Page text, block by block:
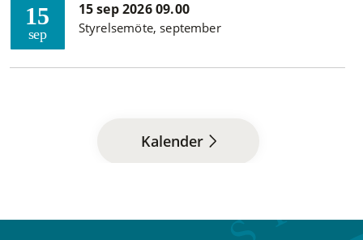
15
sep
15 sep 2026 09.00
Styrelsemöte, september
Kalender